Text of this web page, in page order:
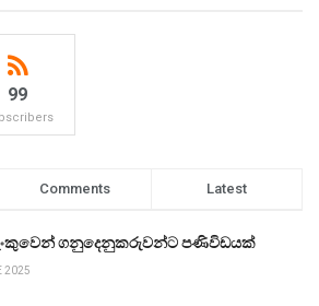
99
Comments Latest
ගනුදෙනුකරුවන්ට පණිවිඩයක්
2025